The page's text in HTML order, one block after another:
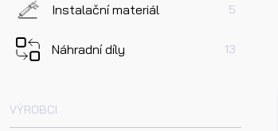
Instalační materiál 5
Náhradní díly 13
VÝROBCI